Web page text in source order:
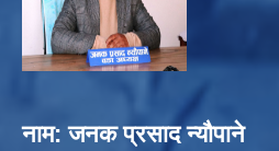
नाम: जनक प्रसाद न्यौपाने